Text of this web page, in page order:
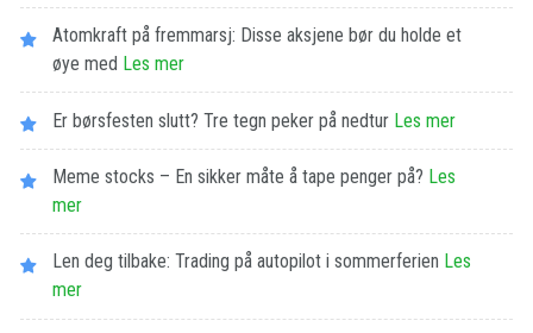
Atomkraft på fremmarsj: Disse aksjene bør du holde et
øye med Les​ ​mer
Er børsfesten slutt? Tre tegn peker på nedtur Les​ ​mer
Meme stocks – En sikker måte å tape penger på? Les​ ​
mer
Len deg tilbake: Trading på autopilot i sommerferien Les​ ​
mer